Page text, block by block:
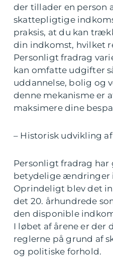
der tillader en person
skattepligtige
praksis, at du kan
din indkomst, hvilket
Personligt fradrag
kan omfatte udgifter
uddannelse, bolig og
denne mekanisme er
maksimere dine
– Historisk udvikling
Personligt fradrag har
betydelige ændringer
Oprindeligt blev det
det 20. århundrede
den disponible
I løbet af årene er
reglerne på grund af
og politiske forhold.